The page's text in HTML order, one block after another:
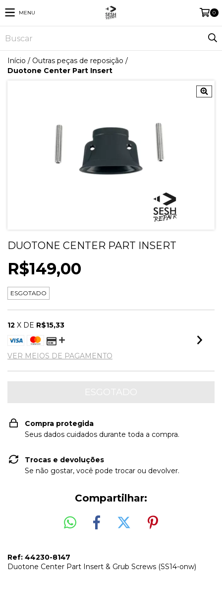
MENU 0
Início / Outras peças de reposição /
Duotone Center Part Insert
DUOTONE CENTER PART INSERT
R$149,00
ESGOTADO
12 X DE R$15,33
VER MEIOS DE PAGAMENTO
Compra protegida
Seus dados cuidados durante toda a compra.
Trocas e devoluções
Se não gostar, você pode trocar ou devolver.
Compartilhar:
Ref: 44230-8147
Duotone Center Part Insert & Grub Screws (SS14-onw)